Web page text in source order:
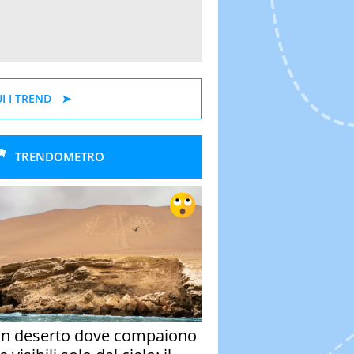
I TREND
TRENDOMETRO
deserto dove compaiono